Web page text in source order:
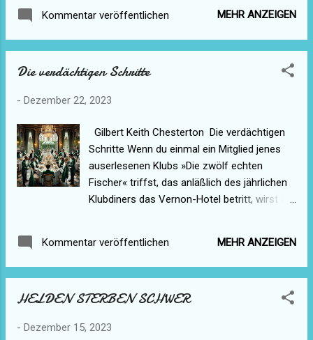
erste war ein Schweizer Handlungsreisender.
Man fand seine Leiche erst Samstag abend;
fünf und sechs Uhr Freitag nachmittags
einem starken Haken, der in das
Aufhängen von Kleidungsstücken diente. Das
Fenster war geschlossen, der Tote hatte als
Strick die Gardinenschnur benutzt. Da das
Fenster sehr niedrig war, lagen die Beine fast
bis zu den Knien auf dem Boden; der
in der Ausführung seiner Absicht betätigt
Kommentar veröffentlichen MEHR ANZEIGEN
Die verdächtigen Schritte
- Dezember 22, 2023
Gilbert Keith Chesterton Die verdächtigen
Schritte Wenn du einmal ein Mitglied jenes
auserlesenen Klubs »Die zwölf echten
Fischer« triffst, das anläßlich des jährlichen
Klubdiners das Vernon-Hotel betritt, wirst du,
schwarz ist. Wenn – vorausgesetzt, daß du
die unerhörte Kühnheit hast, solch ein Wesen
fragst, wird er wahrscheinlich antworten, es
dem Kellner zu vermeiden. Du wirst dann
Kommentar veröffentlichen MEHR ANZEIGEN
HELDEN STERBEN SCHWER
- Dezember 15, 2023